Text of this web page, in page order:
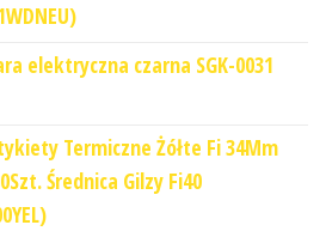
elektryczna czarna SGK-0031
Termiczne Żółte Fi 34Mm
Średnica Gilzy Fi40